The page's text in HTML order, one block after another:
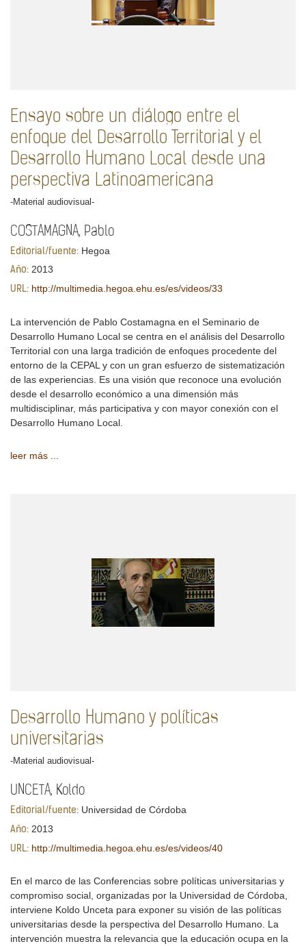
Ensayo sobre un diálogo entre el
enfoque del Desarrollo Territorial y el
Desarrollo Humano Local desde una
perspectiva Latinoamericana
-Material audiovisual-
COSTAMAGNA, Pablo
Editorial/fuente: Hegoa
Año: 2013
URL: http://multimedia.hegoa.ehu.es/es/videos/33
La intervención de Pablo Costamagna en el Seminario de
Desarrollo Humano Local se centra en el análisis del Desarrollo
Territorial con una larga tradición de enfoques procedente del
entorno de la CEPAL y con un gran esfuerzo de sistematización
de las experiencias. Es una visión que reconoce una evolución
desde el desarrollo económico a una dimensión más
multidisciplinar, más participativa y con mayor conexión con el
Desarrollo Humano Local.
leer más ...
Desarrollo Humano y políticas
universitarias
-Material audiovisual-
UNCETA, Koldo
Editorial/fuente: Universidad de Córdoba
Año: 2013
URL: http://multimedia.hegoa.ehu.es/es/videos/40
En el marco de las Conferencias sobre políticas universitarias y
compromiso social, organizadas por la Universidad de Córdoba,
interviene Koldo Unceta para exponer su visión de las políticas
universitarias desde la perspectiva del Desarrollo Humano. La
intervención muestra la relevancia que la educación ocupa en la